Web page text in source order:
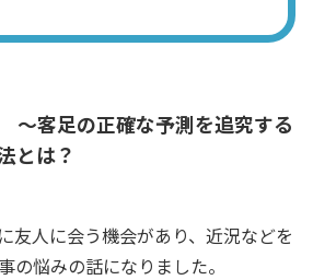
客足の正確な予測を追究する
とは？
友人に会う機会があり、近況などを
の悩みの話になりました。